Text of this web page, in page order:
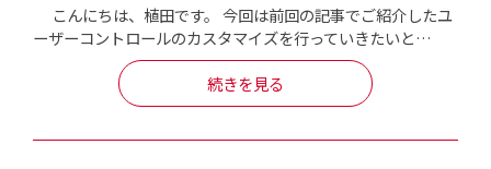
こんにちは、植田です。 今回は前回の記事でご紹介したユ
ーザーコントロールのカスタマイズを行っていきたいと…
続きを見る